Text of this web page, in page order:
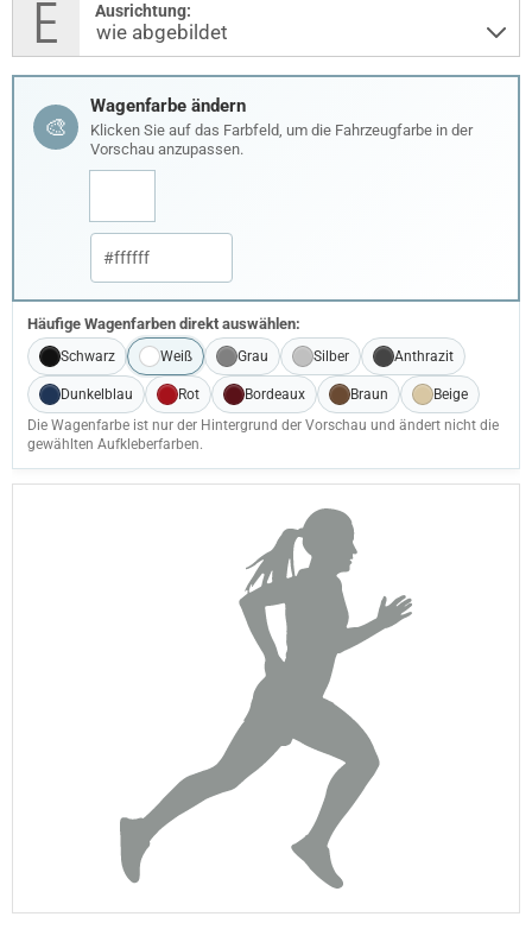
Ausrichtung:
🎨
Wagenfarbe ändern
Klicken Sie auf das Farbfeld, um die Fahrzeugfarbe in der
Vorschau anzupassen.
Häufige Wagenfarben direkt auswählen:
Schwarz Weiß Grau Silber Anthrazit
Dunkelblau Rot Bordeaux Braun
Beige
Die Wagenfarbe ist nur der Hintergrund der Vorschau und ändert nicht die
gewählten Aufkleberfarben.